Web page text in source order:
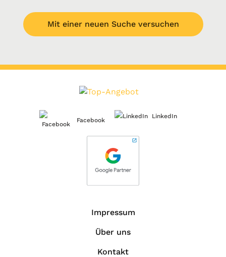
Mit einer neuen Suche versuchen
Facebook
LinkedIn
Impressum
Über uns
Kontakt